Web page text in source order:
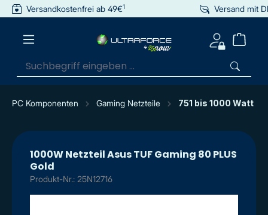
springen
Versandkostenfrei ab 49€1 Versand mit
PC Komponenten Gaming Netzteile 751 bis 1000 Watt
1000W Netzteil Asus TUF Gaming 80 PLUS
Gold
Produkt-Nr.: 25N12716